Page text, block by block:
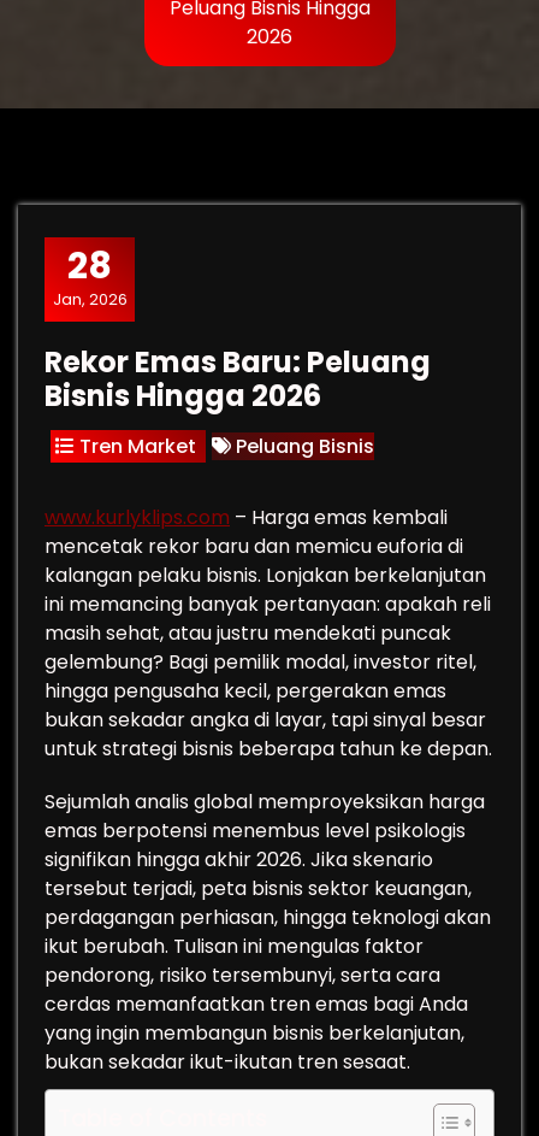
Peluang Bisnis Hingga
2026
28
Jan, 2026
Rekor Emas Baru: Peluang
Bisnis Hingga 2026
Tren Market Peluang Bisnis
www.kurlyklips.com – Harga emas kembali
mencetak rekor baru dan memicu euforia di
kalangan pelaku bisnis. Lonjakan berkelanjutan
ini memancing banyak pertanyaan: apakah reli
masih sehat, atau justru mendekati puncak
gelembung? Bagi pemilik modal, investor ritel,
hingga pengusaha kecil, pergerakan emas
bukan sekadar angka di layar, tapi sinyal besar
untuk strategi bisnis beberapa tahun ke depan.
Sejumlah analis global memproyeksikan harga
emas berpotensi menembus level psikologis
signifikan hingga akhir 2026. Jika skenario
tersebut terjadi, peta bisnis sektor keuangan,
perdagangan perhiasan, hingga teknologi akan
ikut berubah. Tulisan ini mengulas faktor
pendorong, risiko tersembunyi, serta cara
cerdas memanfaatkan tren emas bagi Anda
yang ingin membangun bisnis berkelanjutan,
bukan sekadar ikut-ikutan tren sesaat.